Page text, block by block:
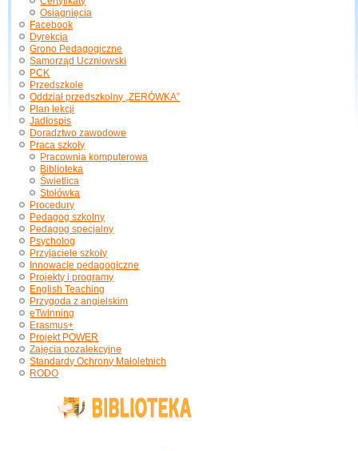
Osiągnięcia
Facebook
Dyrekcja
Grono Pedagogiczne
Samorząd Uczniowski
PCK
Przedszkole
Oddział przedszkolny „ZERÓWKA”
Plan lekcji
Jadłospis
Doradztwo zawodowe
Praca szkoły
Pracownia komputerowa
Biblioteka
Świetlica
Stołówka
Procedury
Pedagog szkolny
Pedagog specjalny
Psycholog
Przyjaciele szkoły
Innowacje pedagogiczne
Projekty i programy
English Teaching
Przygoda z angielskim
eTwinning
Erasmus+
Projekt POWER
Zajęcia pozalekcyjne
Standardy Ochrony Małoletnich
RODO